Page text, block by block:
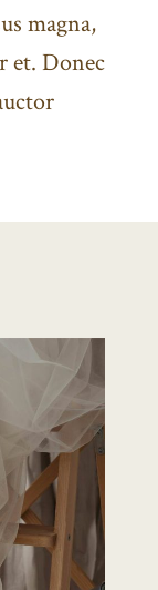
magna,
et. Donec